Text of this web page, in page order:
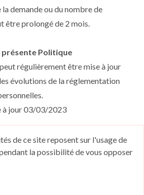
demande ou du nombre de
être prolongé de 2 mois.
présente Politique
régulièrement être mise à jour
évolutions de la réglementation
à jour 03/03/2023
de ce site reposent sur l'usage de
la possibilité de vous opposer